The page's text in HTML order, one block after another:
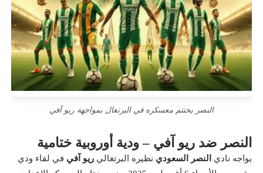
النصر يختتم معسكره في البرتغال بمواجهة ريو آفي
النصر ضد ريو آفي – ودية أوروبية ختامية
يواجه نادي النصر السعودي نظيره البرتغالي ريو آفي في لقاء ودي